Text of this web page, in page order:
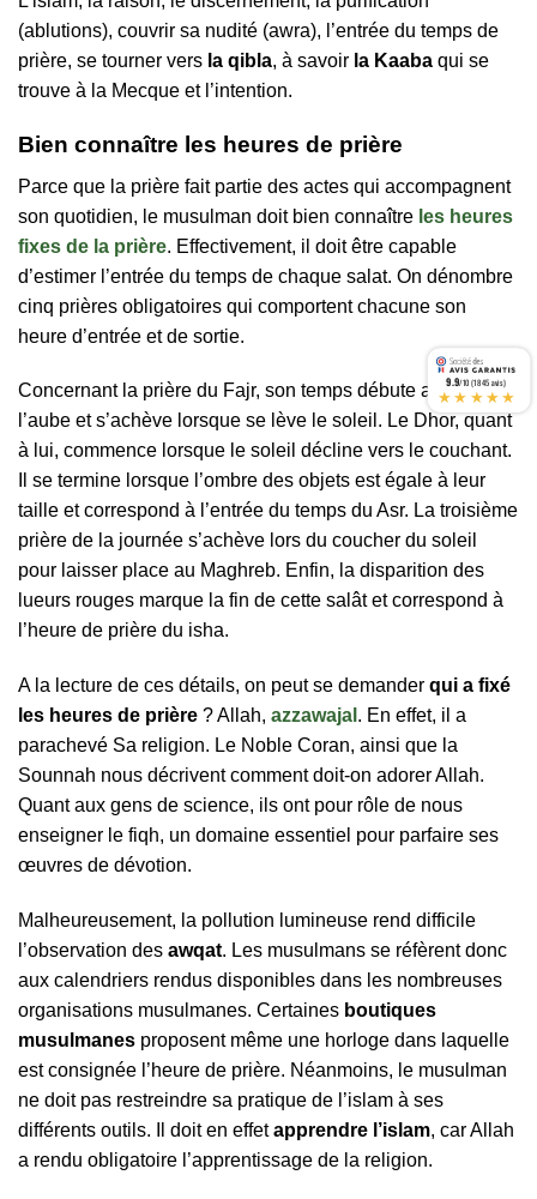
(ablutions), couvrir sa nudité (awra), l’entrée du temps de
prière, se tourner vers la qibla, à savoir la Kaaba qui se
trouve à la Mecque et l’intention.
Bien connaître les heures de prière
Parce que la prière fait partie des actes qui accompagnent
son quotidien, le musulman doit bien connaître les heures
fixes de la prière. Effectivement, il doit être capable
d’estimer l’entrée du temps de chaque salat. On dénombre
cinq prières obligatoires qui comportent chacune son
heure d’entrée et de sortie.
Concernant la prière du Fajr, son temps débute au lever de
l’aube et s’achève lorsque se lève le soleil. Le Dhor, quant
à lui, commence lorsque le soleil décline vers le couchant.
Il se termine lorsque l’ombre des objets est égale à leur
taille et correspond à l’entrée du temps du Asr. La troisième
prière de la journée s’achève lors du coucher du soleil
pour laisser place au Maghreb. Enfin, la disparition des
lueurs rouges marque la fin de cette salât et correspond à
l’heure de prière du isha.
A la lecture de ces détails, on peut se demander qui a fixé
les heures de prière ? Allah, azzawajal . En effet, il a
parachevé Sa religion. Le Noble Coran, ainsi que la
Sounnah nous décrivent comment doit-on adorer Allah.
Quant aux gens de science, ils ont pour rôle de nous
enseigner le fiqh, un domaine essentiel pour parfaire ses
œuvres de dévotion.
Malheureusement, la pollution lumineuse rend difficile
l’observation des awqat. Les musulmans se réfèrent donc
aux calendriers rendus disponibles dans les nombreuses
organisations musulmanes. Certaines boutiques
musulmanes proposent même une horloge dans laquelle
est consignée l’heure de prière. Néanmoins, le musulman
ne doit pas restreindre sa pratique de l’islam à ses
différents outils. Il doit en effetapprendre l’islam, car Allah
a rendu obligatoire l’apprentissage de la religion.
9.9/10 (1845 avis)
★★★★★